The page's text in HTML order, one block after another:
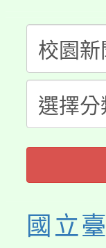
程
心
系所
縣
門
踴躍
要點
「
展演
115
義
國立